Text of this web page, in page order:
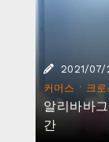
2021/07/
커머스 · 크
알리바바
간